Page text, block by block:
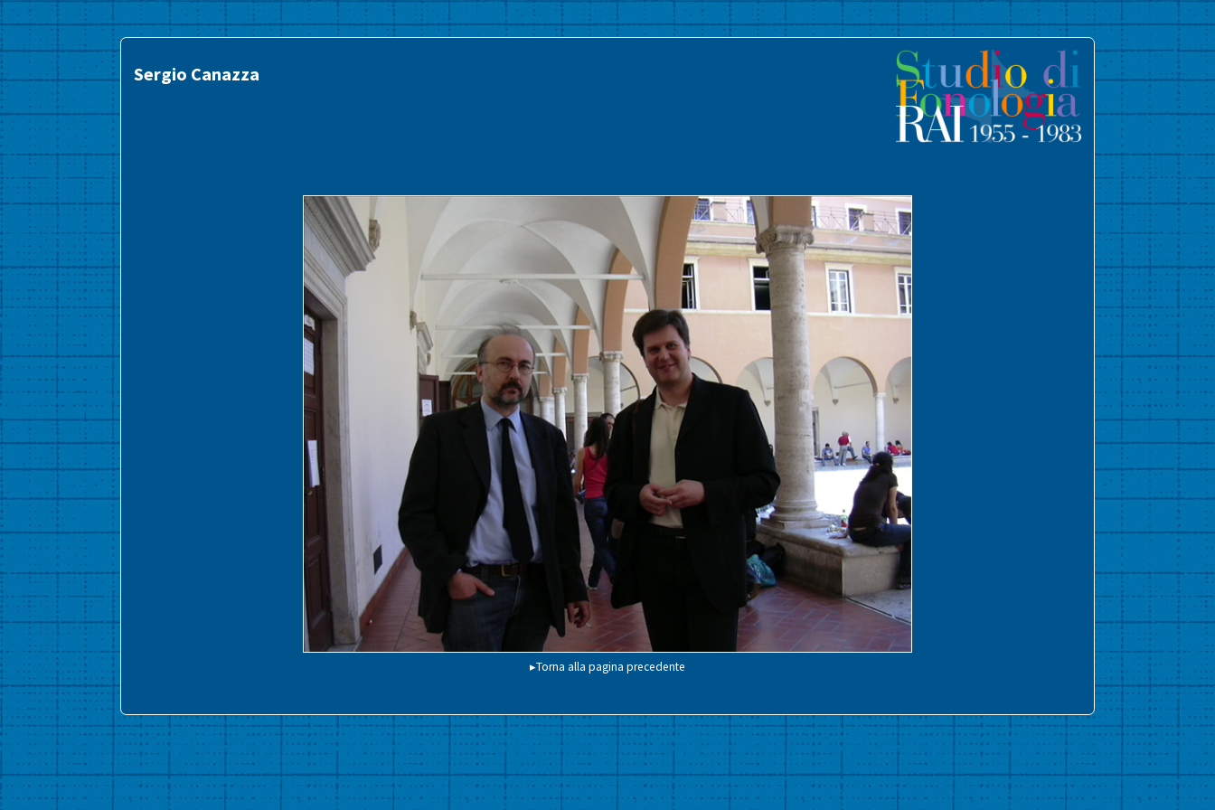
Sergio Canazza
▸Torna alla pagina precedente